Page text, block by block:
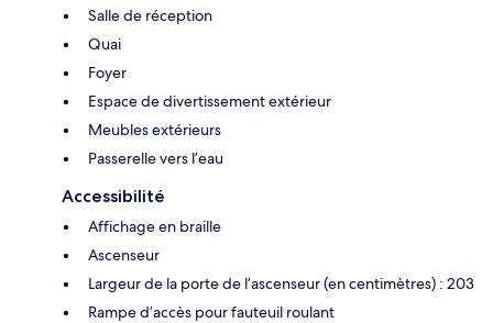
Salle de réception
Quai
Foyer
Espace de divertissement extérieur
Meubles extérieurs
Passerelle vers l’eau
Accessibilité
Affichage en braille
Ascenseur
Largeur de la porte de l’ascenseur (en centimètres) : 203
Rampe d’accès pour fauteuil roulant